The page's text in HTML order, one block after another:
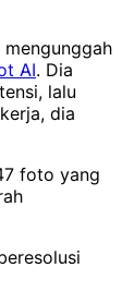
AI. Dia
lalu
dia
foto yang